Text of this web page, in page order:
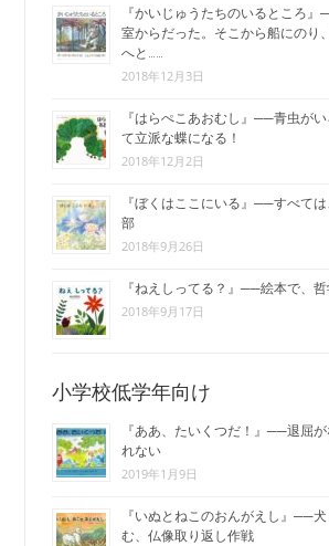
『かいじゅうたちのいるところ
室からだった。そこから船にのり
へと……
2018年12月3日
『はらぺこあおむし』──青虫が
て立派な蝶になる！
2018年12月2日
『ぼくはここにいる』──すべて
部
2018年9月26日
『ねえしってる？』──絵本で、
2018年9月17日
小学校低学年向け
『ああ、たいくつだ！』──退屈
れない
2019年1月9日
『いぬとねこのおんがえし』──
む、仏像取り返し作戦